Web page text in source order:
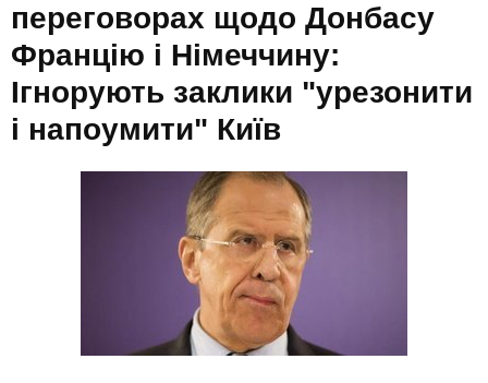
переговорах щодо Донбасу
Францію і Німеччину:
Ігнорують заклики "урезонити
і напоумити" Київ